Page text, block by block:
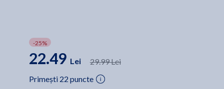
-25%
22.49 Lei
29.99 Lei
Primești 22 puncte